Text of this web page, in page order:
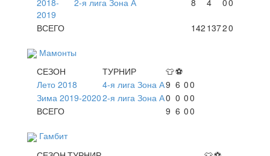
2019
ВСЕГО 142 13720
Мамонты
СЕЗОН
ТУРНИР 👕⚽
Лето 2018
4-я лига Зона А9 6 00
Зима 2019-20202-я лига Зона А0 0 00
ВСЕГО
9 6 00
Гамбит